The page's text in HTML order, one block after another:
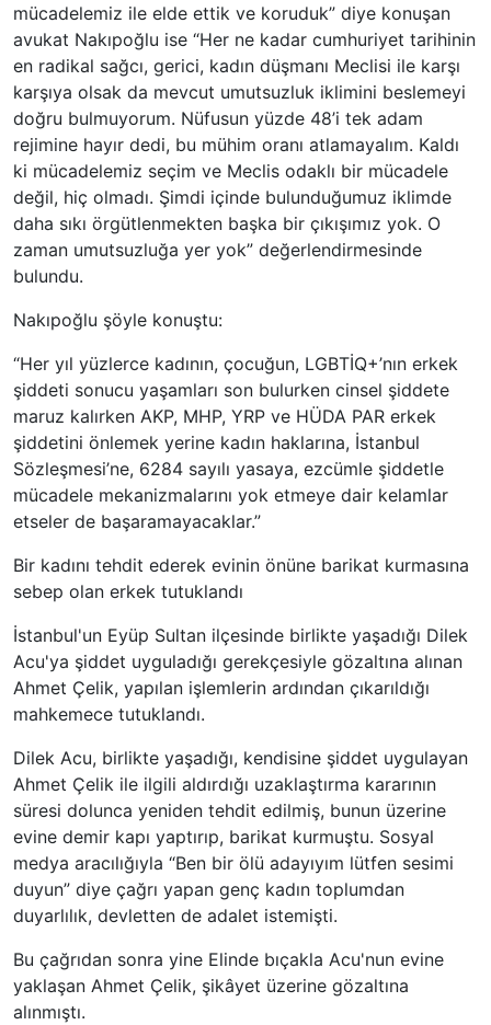
mücadelemiz ile elde ettik ve koruduk” diye konuşan
avukat Nakıpoğlu ise “Her ne kadar cumhuriyet tarihinin
en radikal sağcı, gerici, kadın düşmanı Meclisi ile karşı
karşıya olsak da mevcut umutsuzluk iklimini beslemeyi
doğru bulmuyorum. Nüfusun yüzde 48’i tek adam
rejimine hayır dedi, bu mühim oranı atlamayalım. Kaldı
ki mücadelemiz seçim ve Meclis odaklı bir mücadele
değil, hiç olmadı. Şimdi içinde bulunduğumuz iklimde
daha sıkı örgütlenmekten başka bir çıkışımız yok. O
zaman umutsuzluğa yer yok” değerlendirmesinde
bulundu.
Nakıpoğlu şöyle konuştu:
“Her yıl yüzlerce kadının, çocuğun, LGBTİQ+’nın erkek
şiddeti sonucu yaşamları son bulurken cinsel şiddete
maruz kalırken AKP, MHP, YRP ve HÜDA PAR erkek
şiddetini önlemek yerine kadın haklarına, İstanbul
Sözleşmesi’ne, 6284 sayılı yasaya, ezcümle şiddetle
mücadele mekanizmalarını yok etmeye dair kelamlar
etseler de başaramayacaklar.”
Bir kadını tehdit ederek evinin önüne barikat kurmasına
sebep olan erkek tutuklandı
İstanbul'un Eyüp Sultan ilçesinde birlikte yaşadığı Dilek
Acu'ya şiddet uyguladığı gerekçesiyle gözaltına alınan
Ahmet Çelik, yapılan işlemlerin ardından çıkarıldığı
mahkemece tutuklandı.
Dilek Acu, birlikte yaşadığı, kendisine şiddet uygulayan
Ahmet Çelik ile ilgili aldırdığı uzaklaştırma kararının
süresi dolunca yeniden tehdit edilmiş, bunun üzerine
evine demir kapı yaptırıp, barikat kurmuştu. Sosyal
medya aracılığıyla “Ben bir ölü adayıyım lütfen sesimi
duyun” diye çağrı yapan genç kadın toplumdan
duyarlılık, devletten de adalet istemişti.
Bu çağrıdan sonra yine Elinde bıçakla Acu'nun evine
yaklaşan Ahmet Çelik, şikâyet üzerine gözaltına
alınmıştı.